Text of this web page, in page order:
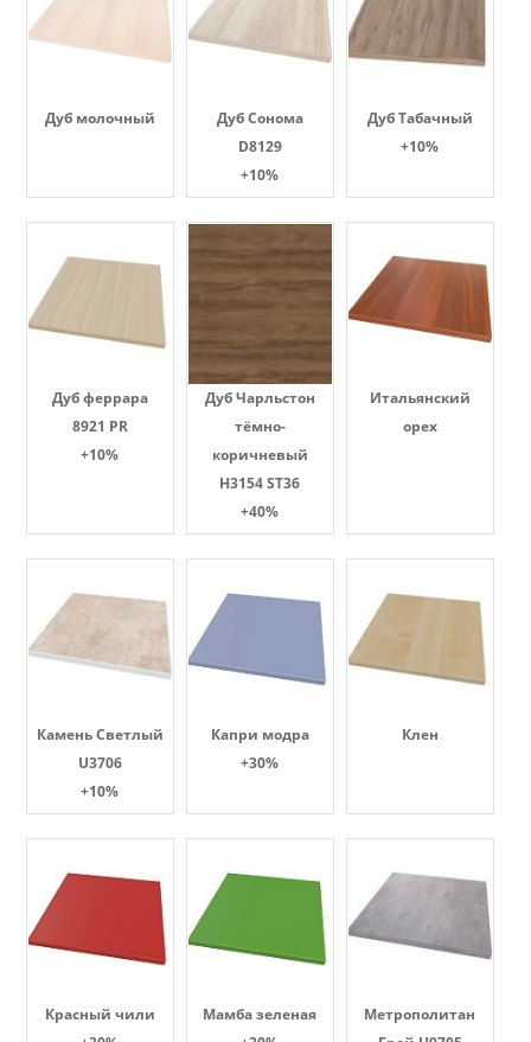
Дуб молочный
Дуб Сонома
D8129
+10%
Дуб Табачный
+10%
Дуб феррара
8921 PR
+10%
Дуб Чарльстон
тёмно-
коричневый
H3154 ST36
+40%
Итальянский
орех
Камень Светлый
U3706
+10%
Капри модра
+30%
Клен
Красный чили
Мамба зеленая
Метрополитан